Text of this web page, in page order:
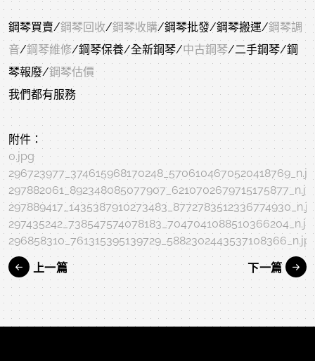
鋼琴買賣/鋼琴回收/鋼琴收購/鋼琴批發/鋼琴搬運/鋼琴調
音/鋼琴維修/鋼琴保養/全新鋼琴/中古鋼琴/二手鋼琴/鋼
琴報廢/鋼琴估價
我們都有服務
附件：
0.jpg
上一篇 下一篇